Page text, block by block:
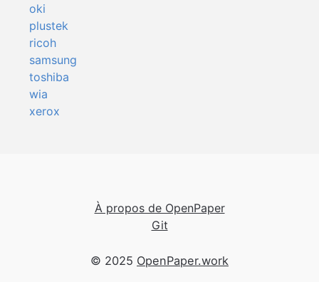
oki
plustek
ricoh
samsung
toshiba
wia
xerox
À propos de OpenPaper
Git
© 2025 OpenPaper.work